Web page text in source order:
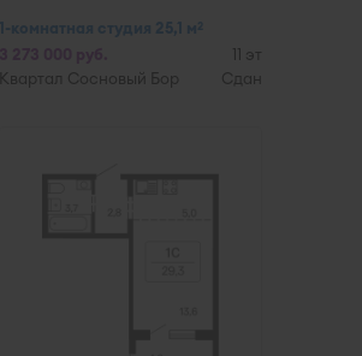
1-комнатная студия 25,1 м2
11 эт
Квартал Сосновый Бор
Сдан